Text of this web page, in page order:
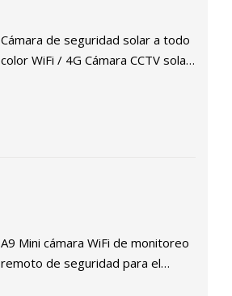
Cámara de seguridad solar a todo
color WiFi / 4G Cámara CCTV solar
A9 Mini cámara WiFi de monitoreo
remoto de seguridad para el